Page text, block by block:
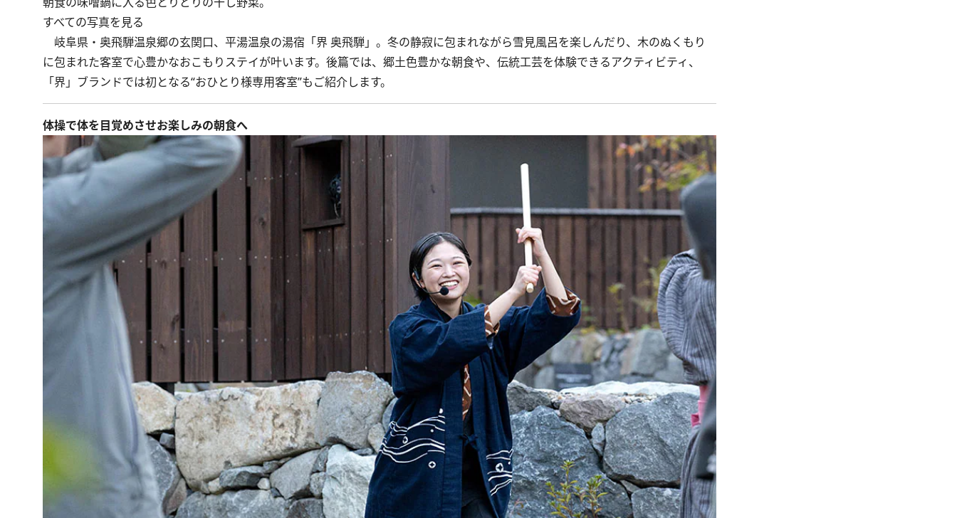
すべての写真を見る
岐阜県・奥飛騨温泉郷の玄関口、平湯温泉の湯宿「界 奥飛騨」。冬の静寂に包まれながら雪見風呂を楽しんだり、木のぬくもり
に包まれた客室で心豊かなおこもりステイが叶います。後篇では、郷土色豊かな朝食や、伝統工芸を体験できるアクティビティ、
「界」ブランドでは初となる“おひとり様専用客室”もご紹介します。
体操で体を目覚めさせお楽しみの朝食へ